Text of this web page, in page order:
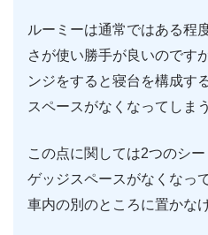
ルーミーは通常ではある程
さが使い勝手が良いのです
ンジをすると寝台を構成す
スペースがなくなってしま
この点に関しては2つのシ
ゲッジスペースがなくなっ
車内の別のところに置かな